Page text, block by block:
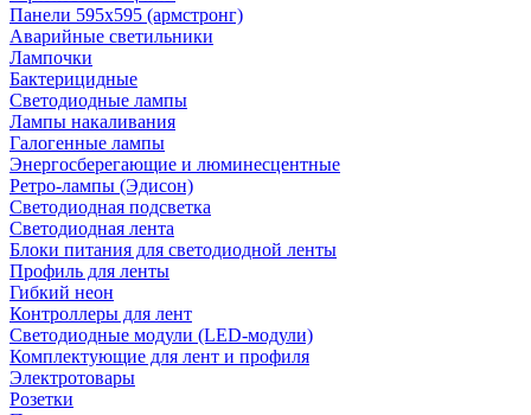
Панели 595х595 (армстронг)
Аварийные светильники
Лампочки
Бактерицидные
Светодиодные лампы
Лампы накаливания
Галогенные лампы
Энергосберегающие и люминесцентные
Ретро-лампы (Эдисон)
Светодиодная подсветка
Светодиодная лента
Блоки питания для светодиодной ленты
Профиль для ленты
Гибкий неон
Контроллеры для лент
Светодиодные модули (LED-модули)
Комплектующие для лент и профиля
Электротовары
Розетки